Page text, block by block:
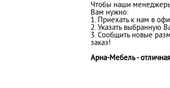
Чтобы наши
Вам нужно:
1. Приехать к нам в
2. Указать выбранную
3. Сообщить новые
заказ!
Арна-Мебель -